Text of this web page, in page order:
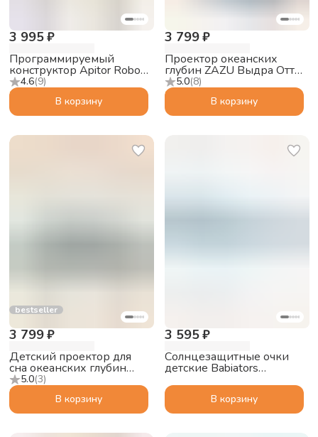
4.6(9)
3 995 ₽
Программируемый
конструктор Apitor Robot
Q 20в1
В корзину
5.0(8)
3 799 ₽
Проектор океанских
глубин ZAZU Выдра Отто
для малышей
В корзину
bestseller
5.0(3)
3 799 ₽
Детский проектор для
сна океанских глубин
ZAZU Краб Коди (Cody)
В корзину
3 595 ₽
Солнцезащитные очки
детские Babiators
Сумеречный синий, 3-5
В корзину